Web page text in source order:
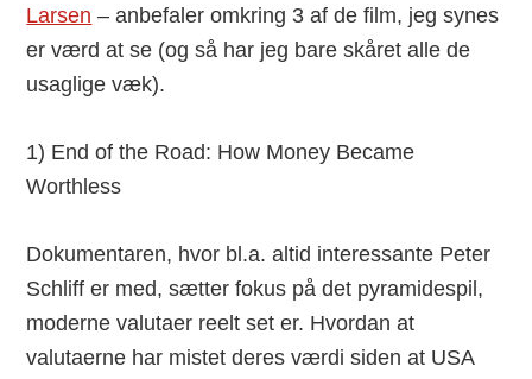
Larsen – anbefaler omkring 3 af de film, jeg synes
er værd at se (og så har jeg bare skåret alle de
usaglige væk).
1) End of the Road: How Money Became
Worthless
Dokumentaren, hvor bl.a. altid interessante Peter
Schliff er med, sætter fokus på det pyramidespil,
moderne valutaer reelt set er. Hvordan at
valutaerne har mistet deres værdi siden at USA